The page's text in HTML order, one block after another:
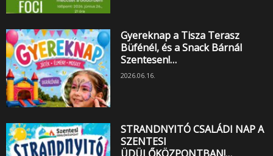
Gyereknap a Tisza Terasz
Büfénél, és a Snack Bárnál
Szentesen!…
2026.06.16.
STRANDNYITÓ CSALÁDI NAP A
SZENTESI